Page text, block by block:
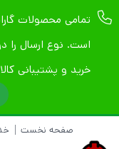
است. نوع ارسال را
خرید و پشتیبانی کالاها 02133988635 -
صفحه نخست